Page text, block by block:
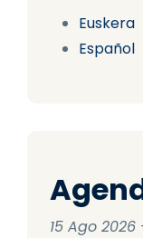
Euskera
Español
15 Ago 2026